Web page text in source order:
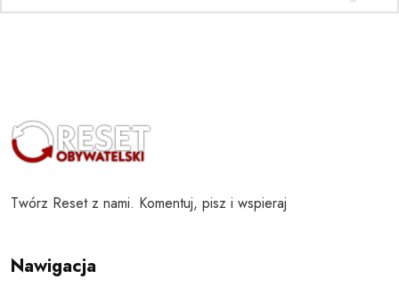
Twórz Reset z nami. Komentuj, pisz i wspieraj
Nawigacja